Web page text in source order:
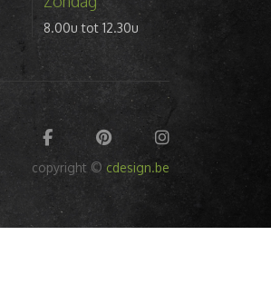
8.00u tot 12.30u
copyright © cdesign.be